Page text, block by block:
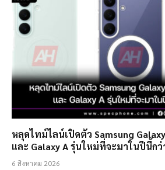
หลุดไทม์ไลน์เปิดตัว Samsung Galaxy
และ Galaxy A รุ่นใหม่ที่จะมาในปีนี้กว่
6 สิงหาคม 2026